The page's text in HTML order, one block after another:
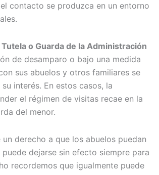
contacto se produzca en un entorno
o Guarda de la Administración
de desamparo o bajo una medida
sus abuelos y otros familiares se
interés. En estos casos, la
el régimen de visitas recae en la
del menor.
derecho a que los abuelos puedan
dejarse sin efecto siempre para
recordemos que igualmente puede